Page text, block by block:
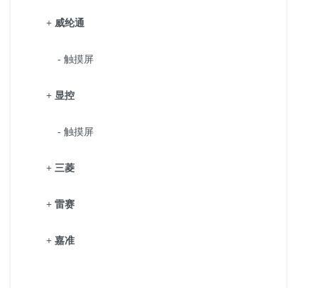
+ 威纶通
- 触摸屏
+ 显控
- 触摸屏
+ 三菱
+ 雷赛
+ 嘉准